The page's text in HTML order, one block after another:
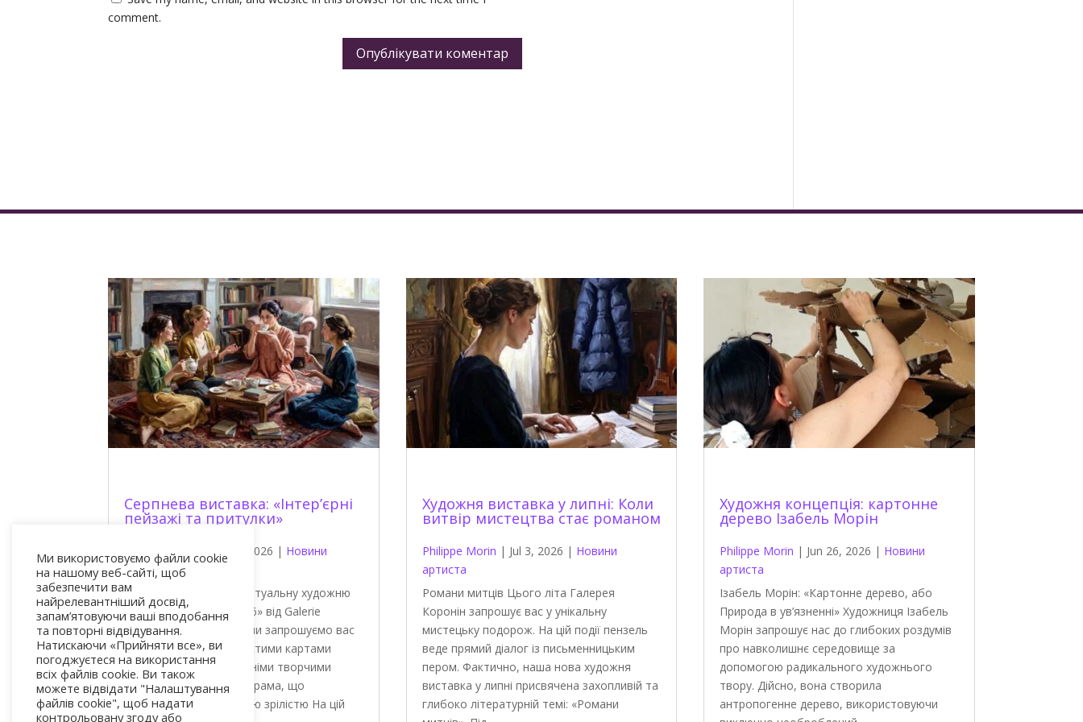
comment.
Опублікувати коментар
Серпнева виставка: «Інтер’єрні
пейзажі та притулки»
Philippe Morin Aug 2, 2026 | Новини
артиста
Ласкаво просимо на віртуальну художню
виставку «Серпень 2026» від Galerie
Koronin. Цього місяця ми запрошуємо вас
ознайомитися з особистими картами
наших художників та їхніми творчими
просторами. Літня програма, що
вирізняється художньою зрілістю На цій
Художня виставка у липні: Коли
витвір мистецтва стає романом
Philippe Morin | Jul 3, 2026 | Новини
артиста
Романи митців Цього літа Галерея
Коронін запрошує вас у унікальну
мистецьку подорож. На цій події пензель
веде прямий діалог із письменницьким
пером. Фактично, наша нова художня
виставка у липні присвячена захопливій та
глибоко літературній темі: «Романи
Художня концепція: картонне
дерево Ізабель Морін
Philippe Morin | Jun 26, 2026 | Новини
артиста
Ізабель Морін: «Картонне дерево, або
Природа в ув’язненні» Художниця Ізабель
Морін запрошує нас до глибоких роздумів
про навколишнє середовище за
допомогою радикального художнього
твору. Дійсно, вона створила
антропогенне дерево, використовуючи
Ми використовуємо файли cookie
на нашому веб-сайті, щоб
забезпечити вам
найрелевантніший досвід,
запам’ятовуючи ваші вподобання
та повторні відвідування.
Натискаючи «Прийняти все», ви
погоджуєтеся на використання
всіх файлів cookie. Ви також
можете відвідати "Налаштування
файлів cookie", щоб надати
контрольовану згоду або